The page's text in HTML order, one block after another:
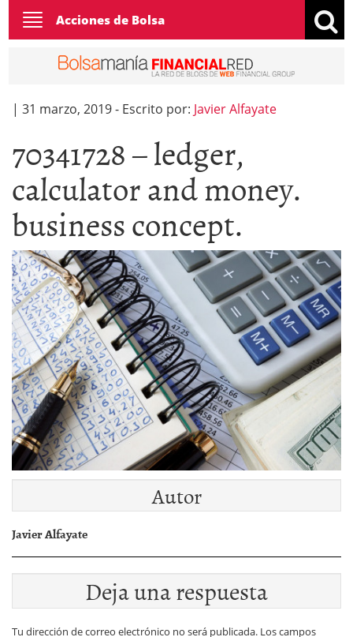
Toggle
navigation
Acciones de Bolsa
| 31 marzo, 2019- Escrito por: Javier Alfayate
70341728 – ledger,
calculator and money.
business concept.
Autor
Javier Alfayate
Deja una respuesta
Tu dirección de correo electrónico no será publicada. Los campos